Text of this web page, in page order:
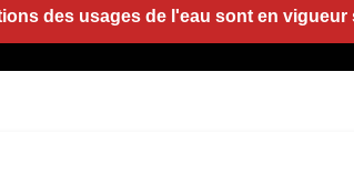
des usages de l'eau sont en vigueur